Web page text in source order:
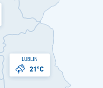
LUBLIN
21°C